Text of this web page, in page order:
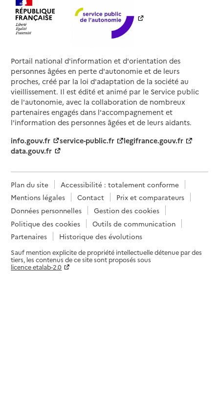
Portail national d'information et d'orientation des
personnes âgées en perte d'autonomie et de leurs
proches, créé par la loi d'adaptation de la société au
vieillissement. Il est édité et animé par le Service public
de l'autonomie, avec la collaboration de nombreux
partenaires engagés dans l'accompagnement et
l'information des personnes âgées et de leurs aidants.
info.gouv.fr
service-public.fr
legifrance.gouv.fr
data.gouv.fr
Plan du site
Accessibilité : totalement conforme
Mentions légales
Contact
Prix et comparateurs
Données personnelles
Gestion des cookies
Politique des cookies
Outils de communication
Partenaires
Historique des évolutions
Sauf mention explicite de propriété intellectuelle détenue par des
tiers, les contenus de ce site sont proposés sous
licence etalab-2.0